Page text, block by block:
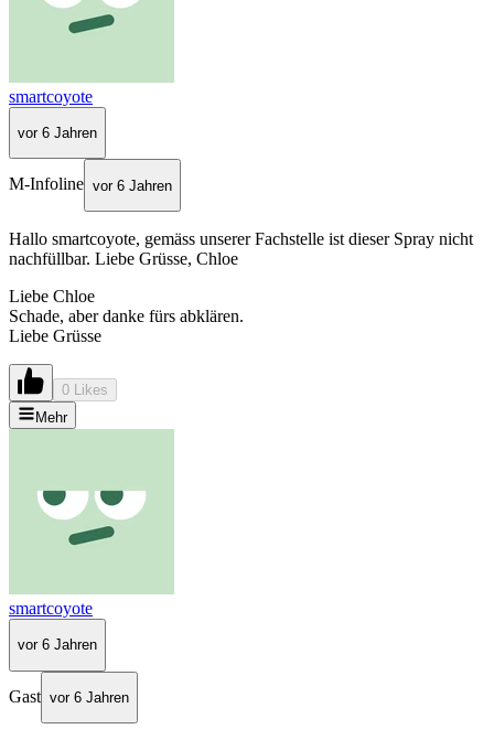
smartcoyote
vor 6 Jahren
M-Infoline vor 6 Jahren
Hallo smartcoyote, gemäss unserer Fachstelle ist dieser Spray nicht
nachfüllbar. Liebe Grüsse, Chloe
Liebe Chloe
Schade, aber danke fürs abklären.
Liebe Grüsse
0 Likes
Mehr
smartcoyote
vor 6 Jahren
Gast vor 6 Jahren